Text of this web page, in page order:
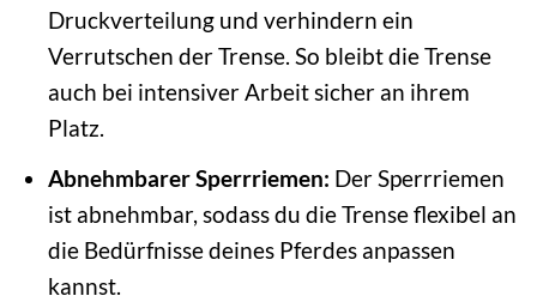
Druckverteilung und verhindern ein
Verrutschen der Trense. So bleibt die Trense
auch bei intensiver Arbeit sicher an ihrem
Platz.
Abnehmbarer Sperrriemen: Der Sperrriemen
ist abnehmbar, sodass du die Trense flexibel an
die Bedürfnisse deines Pferdes anpassen
kannst.